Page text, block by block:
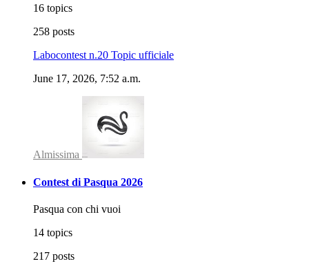
16 topics
258 posts
Labocontest n.20 Topic ufficiale
June 17, 2026, 7:52 a.m.
Almissima
Contest di Pasqua 2026
Pasqua con chi vuoi
14 topics
217 posts